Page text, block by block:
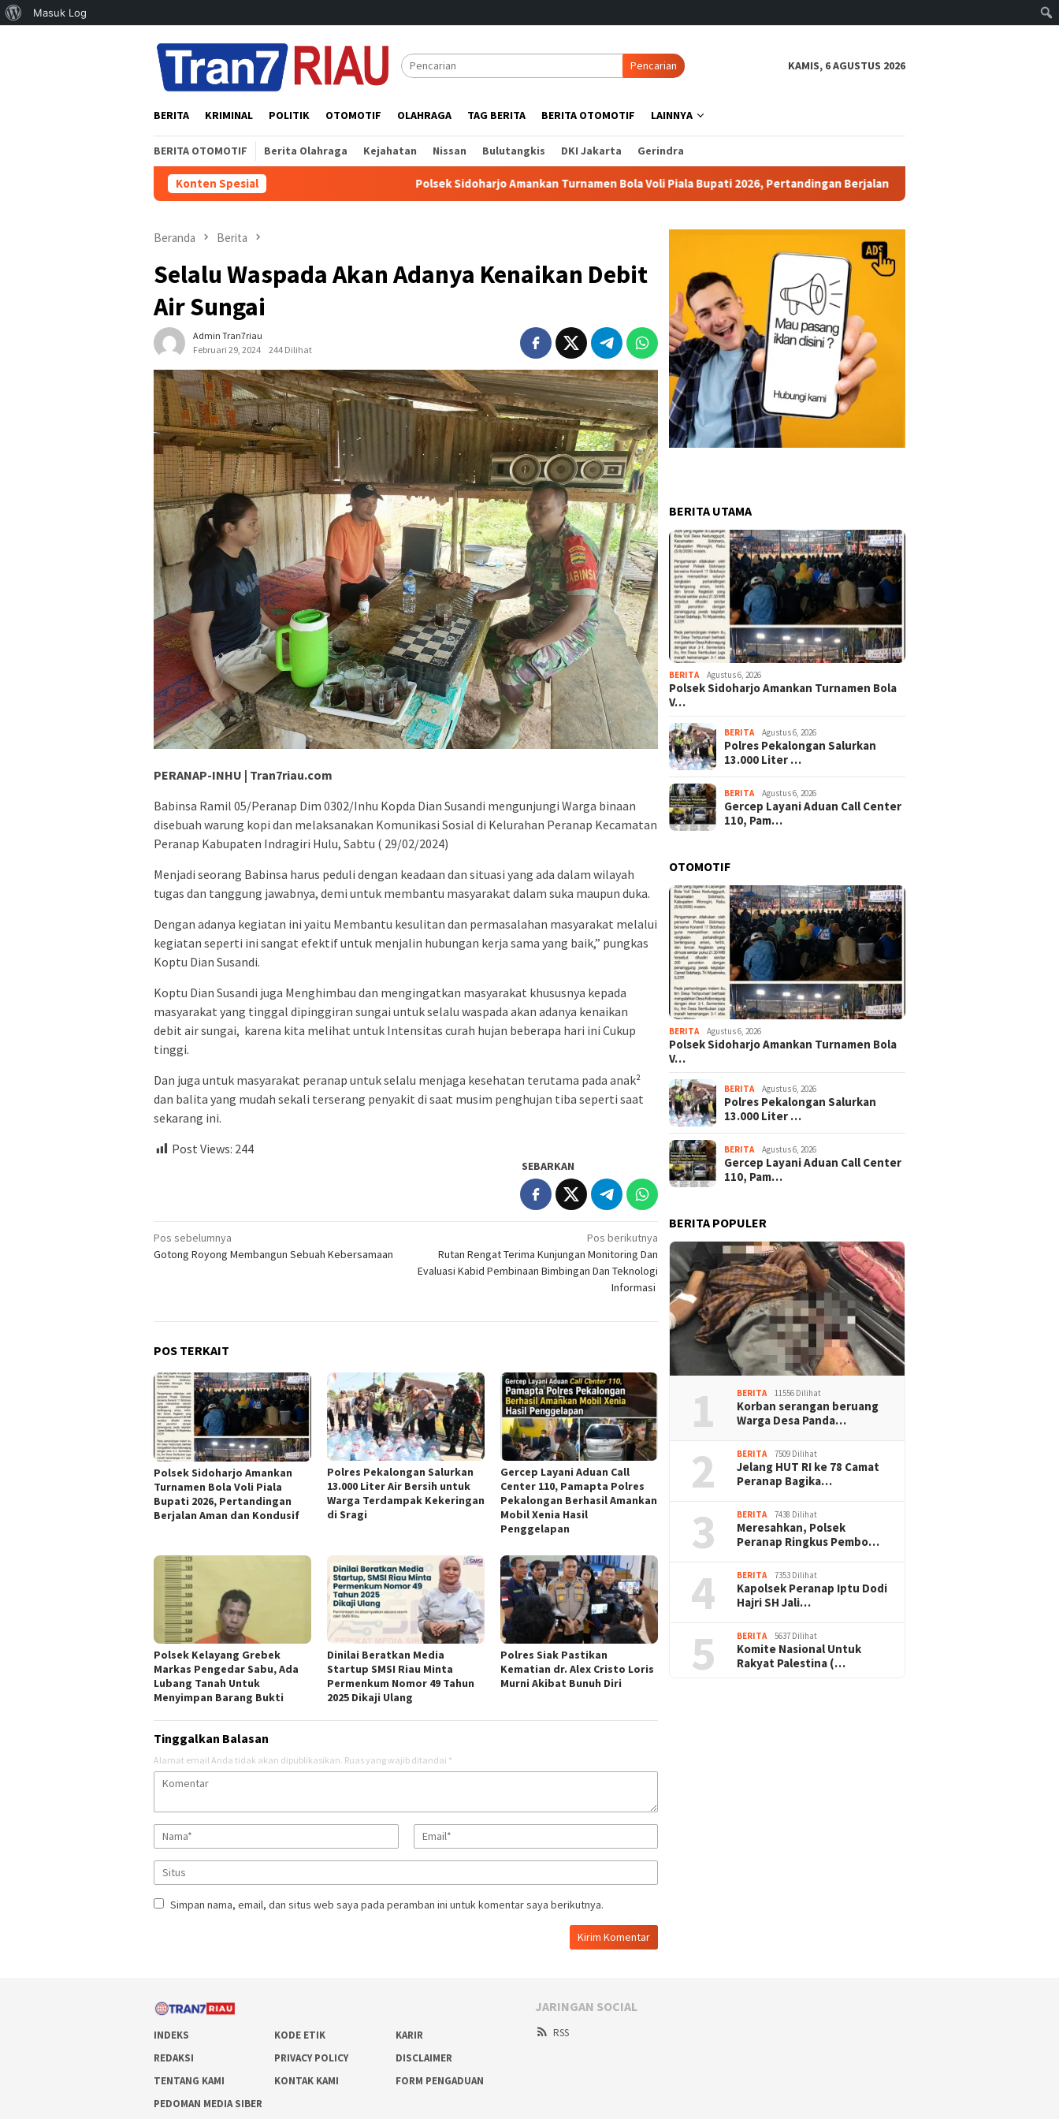
Tentang
Masuk Log
Pencarian KAMIS, 6 AGUSTUS 2026
BERITA KRIMINAL POLITIK OTOMOTIF OLAHRAGA TAG BERITA BERITA OTOMOTIF LAINNYA
BERITA OTOMOTIF Berita Olahraga Kejahatan Nissan Bulutangkis DKI Jakarta Gerindra
Konten Spesial Polsek Sidoharjo Amankan Turnamen Bola Voli Piala Bupati 2026, Pertandingan Berjalan Aman dan Kondusif
Beranda Berita
Selalu Waspada Akan Adanya Kenaikan Debit
Air Sungai
Admin Tran7riau
Februari 29, 2024
244 Dilihat
PERANAP-INHU | Tran7riau.com
Babinsa Ramil 05/Peranap Dim 0302/Inhu Kopda Dian Susandi mengunjungi Warga binaan
disebuah warung kopi dan melaksanakan Komunikasi Sosial di Kelurahan Peranap Kecamatan
Peranap Kabupaten Indragiri Hulu, Sabtu ( 29/02/2024)
Menjadi seorang Babinsa harus peduli dengan keadaan dan situasi yang ada dalam wilayah
tugas dan tanggung jawabnya, demi untuk membantu masyarakat dalam suka maupun duka.
Dengan adanya kegiatan ini yaitu Membantu kesulitan dan permasalahan masyarakat melalui
kegiatan seperti ini sangat efektif untuk menjalin hubungan kerja sama yang baik,” pungkas
Koptu Dian Susandi.
Koptu Dian Susandi juga Menghimbau dan mengingatkan masyarakat khususnya kepada
masyarakat yang tinggal dipinggiran sungai untuk selalu waspada akan adanya kenaikan
debit air sungai, karena kita melihat untuk Intensitas curah hujan beberapa hari ini Cukup
tinggi.
Dan juga untuk masyarakat peranap untuk selalu menjaga kesehatan terutama pada anak²
dan balita yang mudah sekali terserang penyakit di saat musim penghujan tiba seperti saat
sekarang ini.
Post Views: 244
SEBARKAN
Navigasi
pos
Pos sebelumnya
Gotong Royong Membangun Sebuah Kebersamaan
Pos berikutnya
Rutan Rengat Terima Kunjungan Monitoring Dan
Evaluasi Kabid Pembinaan Bimbingan Dan Teknologi
Informasi
POS TERKAIT
Polsek Sidoharjo Amankan
Turnamen Bola Voli Piala
Bupati 2026, Pertandingan
Berjalan Aman dan Kondusif
Polres Pekalongan Salurkan
13.000 Liter Air Bersih untuk
Warga Terdampak Kekeringan
di Sragi
Gercep Layani Aduan Call
Center 110, Pamapta Polres
Pekalongan Berhasil Amankan
Mobil Xenia Hasil
Penggelapan
Polsek Kelayang Grebek
Markas Pengedar Sabu, Ada
Lubang Tanah Untuk
Menyimpan Barang Bukti
Dinilai Beratkan Media
Startup SMSI Riau Minta
Permenkum Nomor 49 Tahun
2025 Dikaji Ulang
Polres Siak Pastikan
Kematian dr. Alex Cristo Loris
Murni Akibat Bunuh Diri
Tinggalkan Balasan
Alamat email Anda tidak akan dipublikasikan. Ruas yang wajib ditandai *
Simpan nama, email, dan situs web saya pada peramban ini untuk komentar saya berikutnya.
BERITA UTAMA
BERITA Agustus 6, 2026
Polsek Sidoharjo Amankan Turnamen Bola
V…
BERITA Agustus 6, 2026
Polres Pekalongan Salurkan
13.000 Liter …
BERITA Agustus 6, 2026
Gercep Layani Aduan Call Center
110, Pam…
OTOMOTIF
BERITA Agustus 6, 2026
Polsek Sidoharjo Amankan Turnamen Bola
V…
BERITA Agustus 6, 2026
Polres Pekalongan Salurkan
13.000 Liter …
BERITA Agustus 6, 2026
Gercep Layani Aduan Call Center
110, Pam…
BERITA POPULER
1 BERITA 11556 Dilihat
Korban serangan beruang
Warga Desa Panda…
2 BERITA 7509 Dilihat
Jelang HUT RI ke 78 Camat
Peranap Bagika…
3 BERITA 7438 Dilihat
Meresahkan, Polsek
Peranap Ringkus Pembo…
4 BERITA 7353 Dilihat
Kapolsek Peranap Iptu Dodi
Hajri SH Jali…
5 BERITA 5637 Dilihat
Komite Nasional Untuk
Rakyat Palestina (…
INDEKS KODE ETIK
KARIR
REDAKSI
PRIVACY POLICY
DISCLAIMER
TENTANG KAMI
KONTAK KAMI
FORM PENGADUAN
PEDOMAN MEDIA SIBER
JARINGAN SOCIAL
RSS